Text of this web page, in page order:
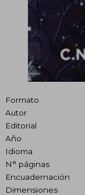
Formato
Autor
Editorial
Año
Idioma
N° páginas
Encuadernación
Dimensiones